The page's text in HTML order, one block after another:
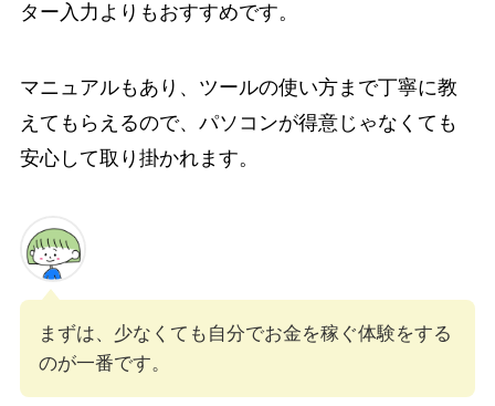
ター入力よりもおすすめです。
マニュアルもあり、ツールの使い方まで丁寧に教
えてもらえるので、パソコンが得意じゃなくても
安心して取り掛かれます。
まずは、少なくても自分でお金を稼ぐ体験をする
のが一番です。